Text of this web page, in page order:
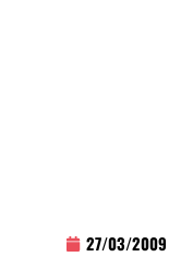
27/03/2009